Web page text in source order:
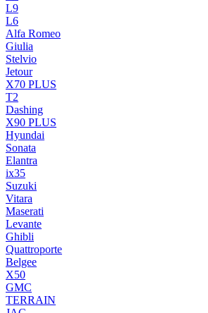
L9
L6
Alfa Romeo
Giulia
Stelvio
Jetour
X70 PLUS
T2
Dashing
X90 PLUS
Hyundai
Sonata
Elantra
ix35
Suzuki
Vitara
Maserati
Levante
Ghibli
Quattroporte
Belgee
X50
GMC
TERRAIN